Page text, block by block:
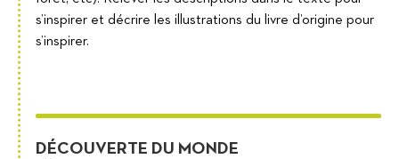
s’inspirer et décrire les illustrations du livre d’origine pour
s’inspirer.
DÉCOUVERTE DU MONDE